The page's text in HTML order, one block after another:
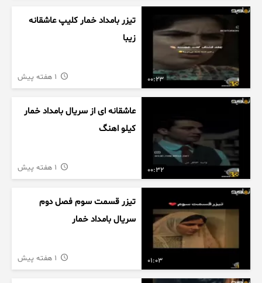
00:23
تیزر بامداد خمار کلیپ عاشقانه
زیبا
00:32
عاشقانه ای از سریال بامداد خمار
کیلو اهنگ
01:03
تیزر قسمت سوم فصل دوم
سریال بامداد خمار